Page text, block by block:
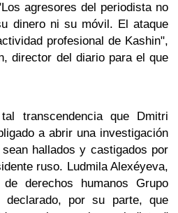
agresores del periodista no
dinero ni su móvil. El ataque
profesional de Kashin",
director del diario para el que
transcendencia que Dmitri
a abrir una investigación
hallados y castigados por
ruso. Ludmila Alexéyeva,
derechos humanos Grupo
por su parte, que